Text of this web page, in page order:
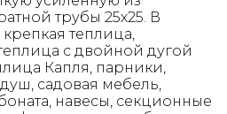
трубы 25х25. В
теплица,
с двойной дугой
Капля, парники,
садовая мебель,
навесы, секционные